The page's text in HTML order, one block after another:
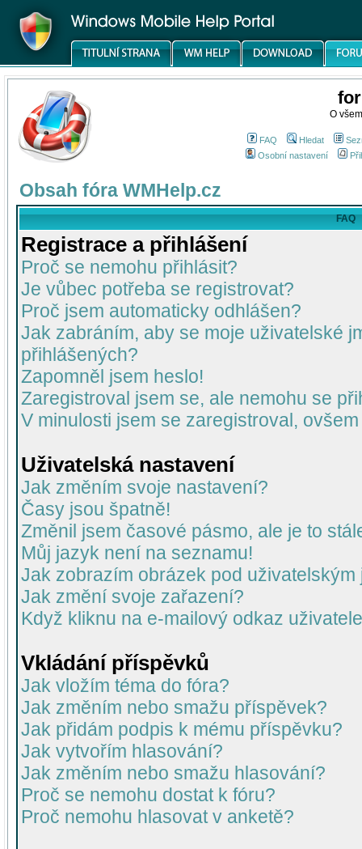
O
FAQ Hledat
Osobní nastavení
Obsah fóra WMHelp.cz
FAQ
Registrace a přihlášení
Proč se nemohu přihlásit?
Je vůbec potřeba se registrovat?
Proč jsem automaticky odhlášen?
Jak zabráním, aby se moje uživatelské
přihlášených?
Zapomněl jsem heslo!
Zaregistroval jsem se, ale nemohu se
V minulosti jsem se zaregistroval,
Uživatelská nastavení
Jak změním svoje nastavení?
Časy jsou špatně!
Změnil jsem časové pásmo, ale je to
Můj jazyk není na seznamu!
Jak zobrazím obrázek pod uživatelským
Jak změní svoje zařazení?
Když kliknu na e-mailový odkaz
Vkládání příspěvků
Jak vložím téma do fóra?
Jak změním nebo smažu příspěvek?
Jak přidám podpis k mému příspěvku?
Jak vytvořím hlasování?
Jak změním nebo smažu hlasování?
Proč se nemohu dostat k fóru?
Proč nemohu hlasovat v anketě?